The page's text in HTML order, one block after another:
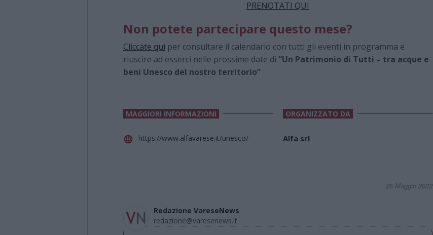
PRENOTATI QUI
Non potete partecipare questo mese?
Cliccate qui per consultare il calendario con tutti gli eventi in programma e
riuscire ad esserci nelle prossime date di “Un Patrimonio di Tutti – tra acque e
beni Unesco del nostro territorio”
MAGGIORI INFORMAZIONI
https://www.alfavarese.it/unesco/
ORGANIZZATO DA
Alfa srl
25 Maggio 2022
Redazione VareseNews
redazione@varesenews.it